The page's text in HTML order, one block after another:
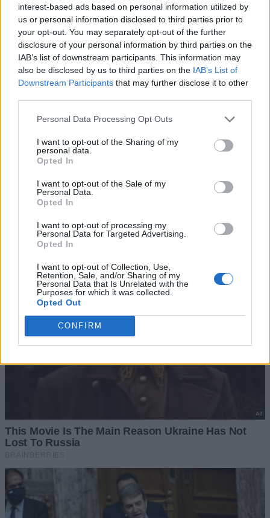
interest-based ads based on personal information utilized by
us or personal information disclosed to third parties prior to
your opt-out. You may separately opt-out of the further
disclosure of your personal information by third parties on the
IAB’s list of downstream participants. This information may
also be disclosed by us to third parties on the IAB’s List of
Downstream Participants that may further disclose it to other
Personal Data Processing Opt Outs
I want to opt-out of the Sharing of my
personal data.
Opted In
I want to opt-out of the Sale of my
Personal Data.
Opted In
I want to opt-out of processing my
Personal Data for Targeted Advertising.
Opted In
I want to opt-out of Collection, Use,
Retention, Sale, and/or Sharing of my
Personal Data that Is Unrelated with the
Purposes for which it was collected.
Opted Out
CONFIRM